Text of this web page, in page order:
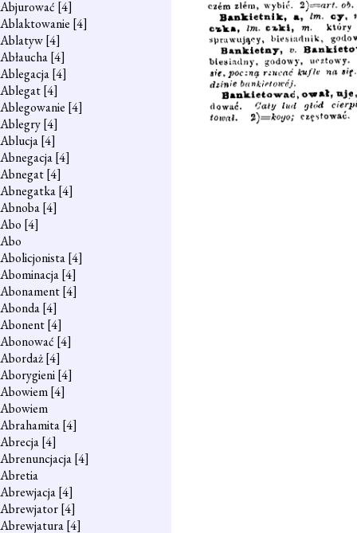
Abjurować [4]
Ablaktowanie [4]
Ablatyw[4]
Abłaucha[4]
Ablegacja[4]
Ablegat[4]
Ablegowanie [4]
Ablegry[4]
Ablucja[4]
Abnegacja[4]
Abnegat[4]
Abnegatka[4]
Abnoba[4]
Abo [4]
Abo
Abolicjonista[4]
Abominacja[4]
Abonament[4]
Abonda[4]
Abonent[4]
Abonować [4]
Abordaż[4]
Aborygieni[4]
Abowiem[4]
Abowiem
Abrahamita[4]
Abrecja[4]
Abrenuncjacja[4]
Abretia
Abrewjacja[4]
Abrewjator[4]
Abrewjatura[4]